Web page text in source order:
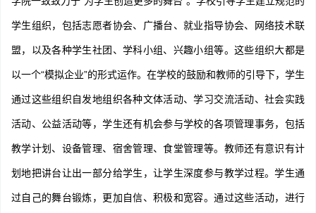
学生组织，包括志愿者协会、广播台、就业指导协会、网络技术联
盟，以及各种学生社团、学科小组、兴趣小组等。这些组织大都是
以一个“模拟企业”的形式运作。在学校的鼓励和教师的引导下，学生
通过这些组织自发地组织各种文体活动、学习交流活动、社会实践
活动、公益活动等，学生还有机会参与学校的各项管理事务，包括
教学计划、设备管理、宿舍管理、食堂管理等。教师还有意识有计
划地把讲台让出一部分给学生，让学生深度参与教学过程。学生通
过自己的舞台锻炼，更加自信、积极和宽容。通过这些活动，进行